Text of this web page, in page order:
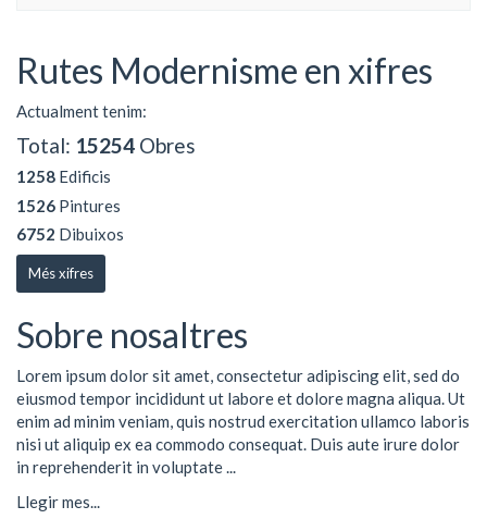
Rutes Modernisme en xifres
Actualment tenim:
Total: 15254 Obres
1258 Edificis
1526 Pintures
6752 Dibuixos
Més xifres
Sobre nosaltres
Lorem ipsum dolor sit amet, consectetur adipiscing elit, sed do
eiusmod tempor incididunt ut labore et dolore magna aliqua. Ut
enim ad minim veniam, quis nostrud exercitation ullamco laboris
nisi ut aliquip ex ea commodo consequat. Duis aute irure dolor
in reprehenderit in voluptate ...
Llegir mes...